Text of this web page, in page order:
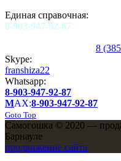
Единая справочная:
8-903-947-92-87
8
Skype:
franshiza22
Whatsapp:
8-903-947-92-87
MAX:8-903-947-92-87
Goto Top
Самогошка © 2020 —
Барнауле
продвижение сайта